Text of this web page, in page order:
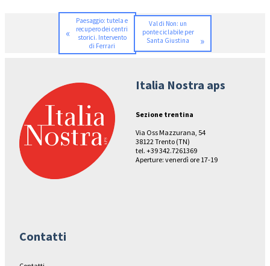
«
Paesaggio: tutela e
recupero dei centri
storici. Intervento
di Ferrari
Val di Non: un
ponte ciclabile per
Santa Giustina
»
Italia Nostra aps
Sezione trentina
Via Oss Mazzurana, 54
38122 Trento (TN)
tel. +39 342.7261369
Aperture: venerdì ore 17-19
Contatti